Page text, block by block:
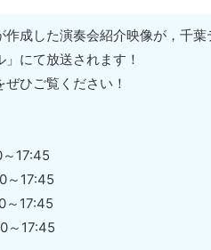
成した演奏会紹介映像が，千
」にて放送されます！
ひご覧ください！
17:45
17:45
17:45
17:45